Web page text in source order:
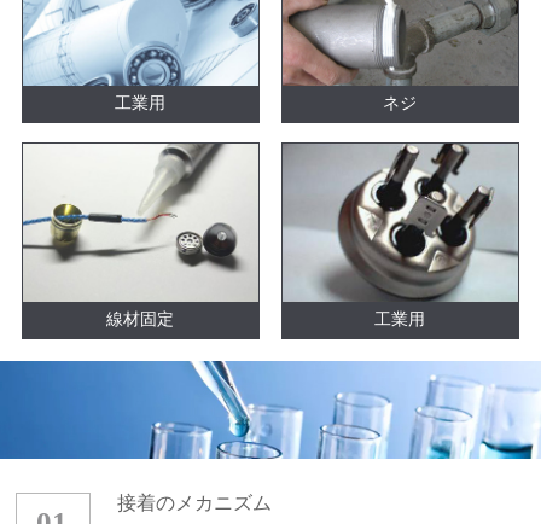
工業用 ネジ
線材固定 工業用
接着のメカニズム